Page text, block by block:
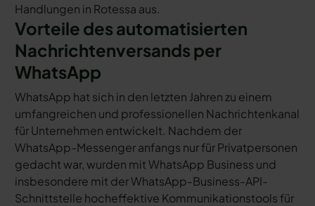
Handlungen in Rotessa aus.
Vorteile des automatisierten
Nachrichtenversands per
WhatsApp
WhatsApp hat sich in den letzten Jahren zu einem
umfangreichen und professionellen Nachrichtenkanal
für Unternehmen entwickelt. Nachdem der
WhatsApp-Messenger anfangs nur für Privatpersonen
gedacht war, wurden mit WhatsApp Business und
insbesondere mit der WhatsApp-Business-API-
Schnittstelle hocheffektive Kommunikationstools für